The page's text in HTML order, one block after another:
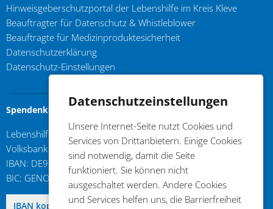
Datenschutzeinstellungen
Unsere Internet-Seite nutzt Cookies und
Services von Drittanbietern. Einige Cookies
sind notwendig, damit die Seite
funktioniert. Sie können nicht
ausgeschaltet werden. Andere Cookies
und Services helfen uns, die Barrierfreiheit
Hinweisgeberschutzportal der Lebenshilfe im Kreis Kleve
Beauftragter für Datenschutz & Whistleblower
Beauftragte für Medizinproduktesicherheit
Datenschutzerklärung
Datenschutz-Einstellungen
Spendenkonto
Lebenshilfe im Kreis Kleve e.V.
Volksbank an der Niers
IBAN: DE96 3206 1384 0103 6310 17
BIC: GENODED1GDL
DE96 3206 1384 0103 6310 17
IBAN kopieren